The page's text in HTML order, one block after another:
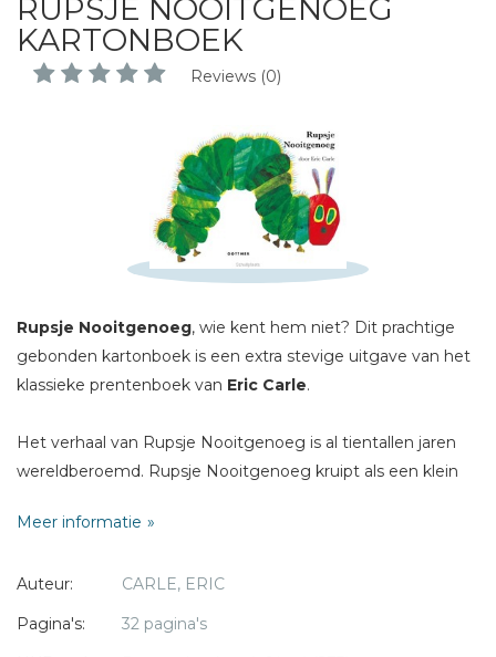
RUPSJE NOOITGENOEG
KARTONBOEK
Reviews (0)
Rupsje Nooitgenoeg, wie kent hem niet? Dit prachtige
gebonden kartonboek is een extra stevige uitgave van het
klassieke prentenboek van Eric Carle.
Het verhaal van Rupsje Nooitgenoeg is al tientallen jaren
wereldberoemd. Rupsje Nooitgenoeg kruipt als een klein
maar hij blijft daar maar mee doorgaan. Hij eet zich door
bouwt hij een huisje en daar komt hij weer uit als een
mooie vlinder.
Meer informatie
Auteur:
CARLE, ERIC
Pagina's:
32 pagina's
Schrijf hieronder je review!
E-mail *
Titel *
* = verplicht